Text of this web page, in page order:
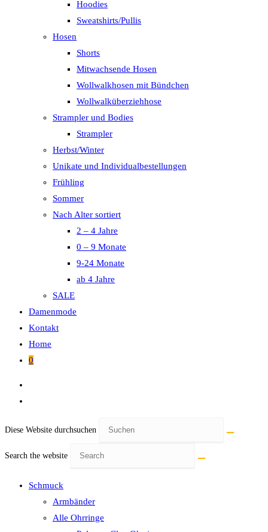
Hoodies
Sweatshirts/Pullis
Hosen
Shorts
Mitwachsende Hosen
Wollwalkhosen mit Bündchen
Wollwalküberziehhose
Strampler und Bodies
Strampler
Herbst/Winter
Unikate und Individualbestellungen
Frühling
Sommer
Nach Alter sortiert
2 – 4 Jahre
0 – 9 Monate
9-24 Monate
ab 4 Jahre
SALE
Damenmode
Kontakt
Home
0
Diese Website durchsuchen
Search the website
Schmuck
Armbänder
Alle Ohrringe